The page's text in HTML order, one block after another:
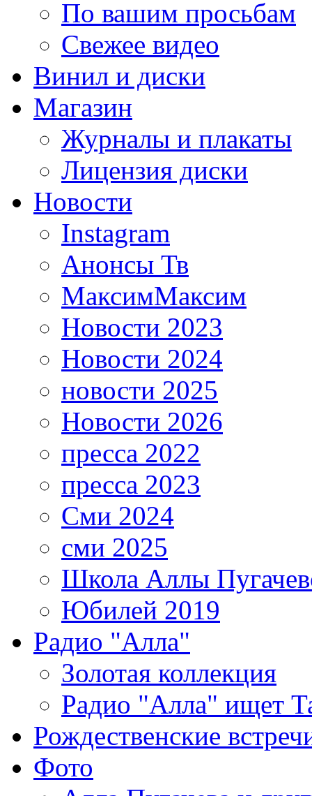
По вашим просьбам
Свежее видео
Винил и диски
Магазин
Журналы и плакаты
Лицензия диски
Новости
Instagram
Анонсы Тв
МаксимМаксим
Новости 2023
Новости 2024
новости 2025
Новости 2026
пресса 2022
пресса 2023
Сми 2024
сми 2025
Школа Аллы
Юбилей 2019
Радио "Алла"
Золотая коллекция
Радио "Алла" ищет
Рождественские
Фото